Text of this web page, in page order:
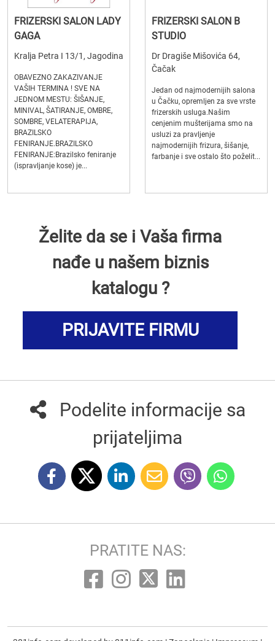
FRIZERSKI SALON LADY
GAGA
Kralja Petra I 13/1, Jagodina
OBAVEZNO ZAKAZIVANJE
VAŠIH TERMINA ! SVE NA
JEDNOM MESTU: ŠIŠANJE,
MINIVAL, ŠATIRANJE, OMBRE,
SOMBRE, VELATERAPIJA,
BRAZILSKO
FENIRANJE.BRAZILSKO
FENIRANJE:Brazilsko feniranje
(ispravljanje kose) je...
FRIZERSKI SALON B
STUDIO
Dr Dragiše Mišovića 64,
Čačak
Jedan od najmodernijih salona
u Čačku, opremljen za sve vrste
frizerskih usluga.Našim
cenjenim mušterijama smo na
usluzi za pravljenje
najmodernijih frizura, šišanje,
farbanje i sve ostalo što poželit...
Želite da se i Vaša firma
nađe u našem biznis
katalogu ?
PRIJAVITE FIRMU
Podelite informacije sa
prijateljima
PRATITE NAS: